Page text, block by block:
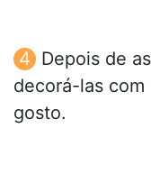
Depois de
decorá-las
gosto.